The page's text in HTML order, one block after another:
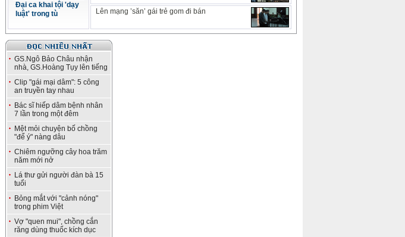
Đại ca khai tội 'dạy
luật' trong tù
Lên mạng ’săn’ gái trẻ gom đi bán
GS.Ngô Bảo Châu nhận
nhà, GS.Hoàng Tụy lên tiếng
Clip "gái mại dâm": 5 công
an truyền tay nhau
Bác sĩ hiếp dâm bệnh nhân
7 lần trong một đêm
Mệt mỏi chuyện bố chồng
"để ý" nàng dâu
Chiêm ngưỡng cây hoa trăm
năm mới nở
Lá thư gửi người đàn bà 15
tuổi
Bỏng mắt với "cảnh nóng"
trong phim Việt
Vợ "quen mui", chồng cắn
răng dùng thuốc kích dục